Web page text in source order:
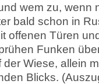
wem zu, wenn
bald schon in
offenen Türen
Funken
Wiese, allein
Blicks.